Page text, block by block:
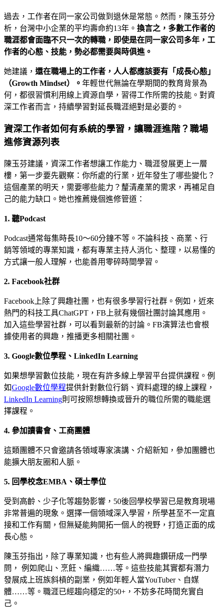
過去，工作者在同一家公司做到退休是常態。然而，陳玉芬分
析，台灣中小企業的平均壽命約13年。 換言之，多數工作者的
職涯都會面臨不只一次的轉職，即使是在同一家公司多年，工
作者的心態、技能，勢必都需要與時俱進。
她建議， 還在職場上的工作者，人人都應該要有「成長心態」
（Growth Mindset）。 年輕世代無論在學期間的教育背景為
何，都很習慣利用線上資源自學，習得工作所需的技能。對資
深工作者而言，持續學習對延長職涯絕對是必要的。
資深工作者如何有系統的學習，讓職涯進階？職場
進修資源列表
陳玉芬建議，資深工作者想讓工作能力、職涯發展更上一層
樓，第一步要先觀察：你所處的行業，近年發生了哪些變化？
這個產業的明天，需要哪些能力？釐清產業的需求，再補足自
己的能力缺口。她也推薦幾個進修管道：
1. 聽Podcast
Podcast通常每集時長10～60分鐘不等。不論科技、商業、行
銷等領域的專業知識，都有專業主持人消化、整理，以易懂的
方式讓一般人理解，也能善用零碎時間學習。
2. Facebook社群
Facebook上除了興趣社團，也有很多學習行社群。例如，近來
熱門的科技工具ChatGPT，FB上就有幾個社團討論其應用。
加入這些學習社群，可以看到最新的討論。FB演算法也會根
據使用者的興趣，推播更多相關社團。
3. Google數位學程、LinkedIn Learning
如果想學習數位技能，現在有許多線上學習平台提供課程。例
如Google數位學程提供針對數位行銷、資料處理的線上課程，
LinkedIn Learning則可按照想轉換或晉升的職位所需的職能選
擇課程。
4. 參加讀書會、工商團體
這類團體不只會邀請各領域專家演講、介紹新知，參加團體也
能擴大朋友圈和人脈。
5. 回學校念EMBA、碩士學位
受到高齡、少子化等趨勢影響，50後回學校學習已是教育現場
非常普遍的現象。選擇一個領域深入學習，所學甚至不一定直
接和工作有關，但無疑能夠開拓一個人的視野，打造正面的成
長心態。
陳玉芬指出，除了專業知識，也有些人將興趣鑽研成一門學
問， 例如爬山、烹飪、編織……等。這些技能其實都有潛力
發展成上班族斜槓的副業，例如年輕人當YouTuber、自媒
體……等。職涯已經趨向穩定的50+，不妨多花時間充實自
己。